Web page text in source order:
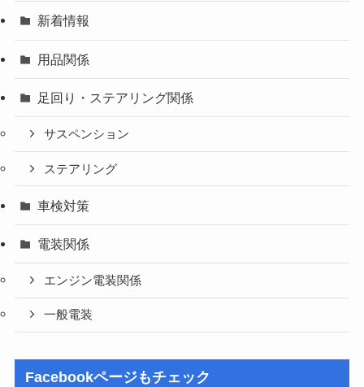
新着情報
用品関係
足回り・ステアリング関係
サスペンション
ステアリング
車検対策
電装関係
エンジン電装関係
一般電装
Facebookページもチェック